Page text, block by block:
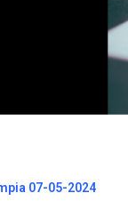
07-05-2024